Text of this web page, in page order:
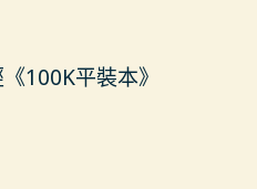
100K平裝本》